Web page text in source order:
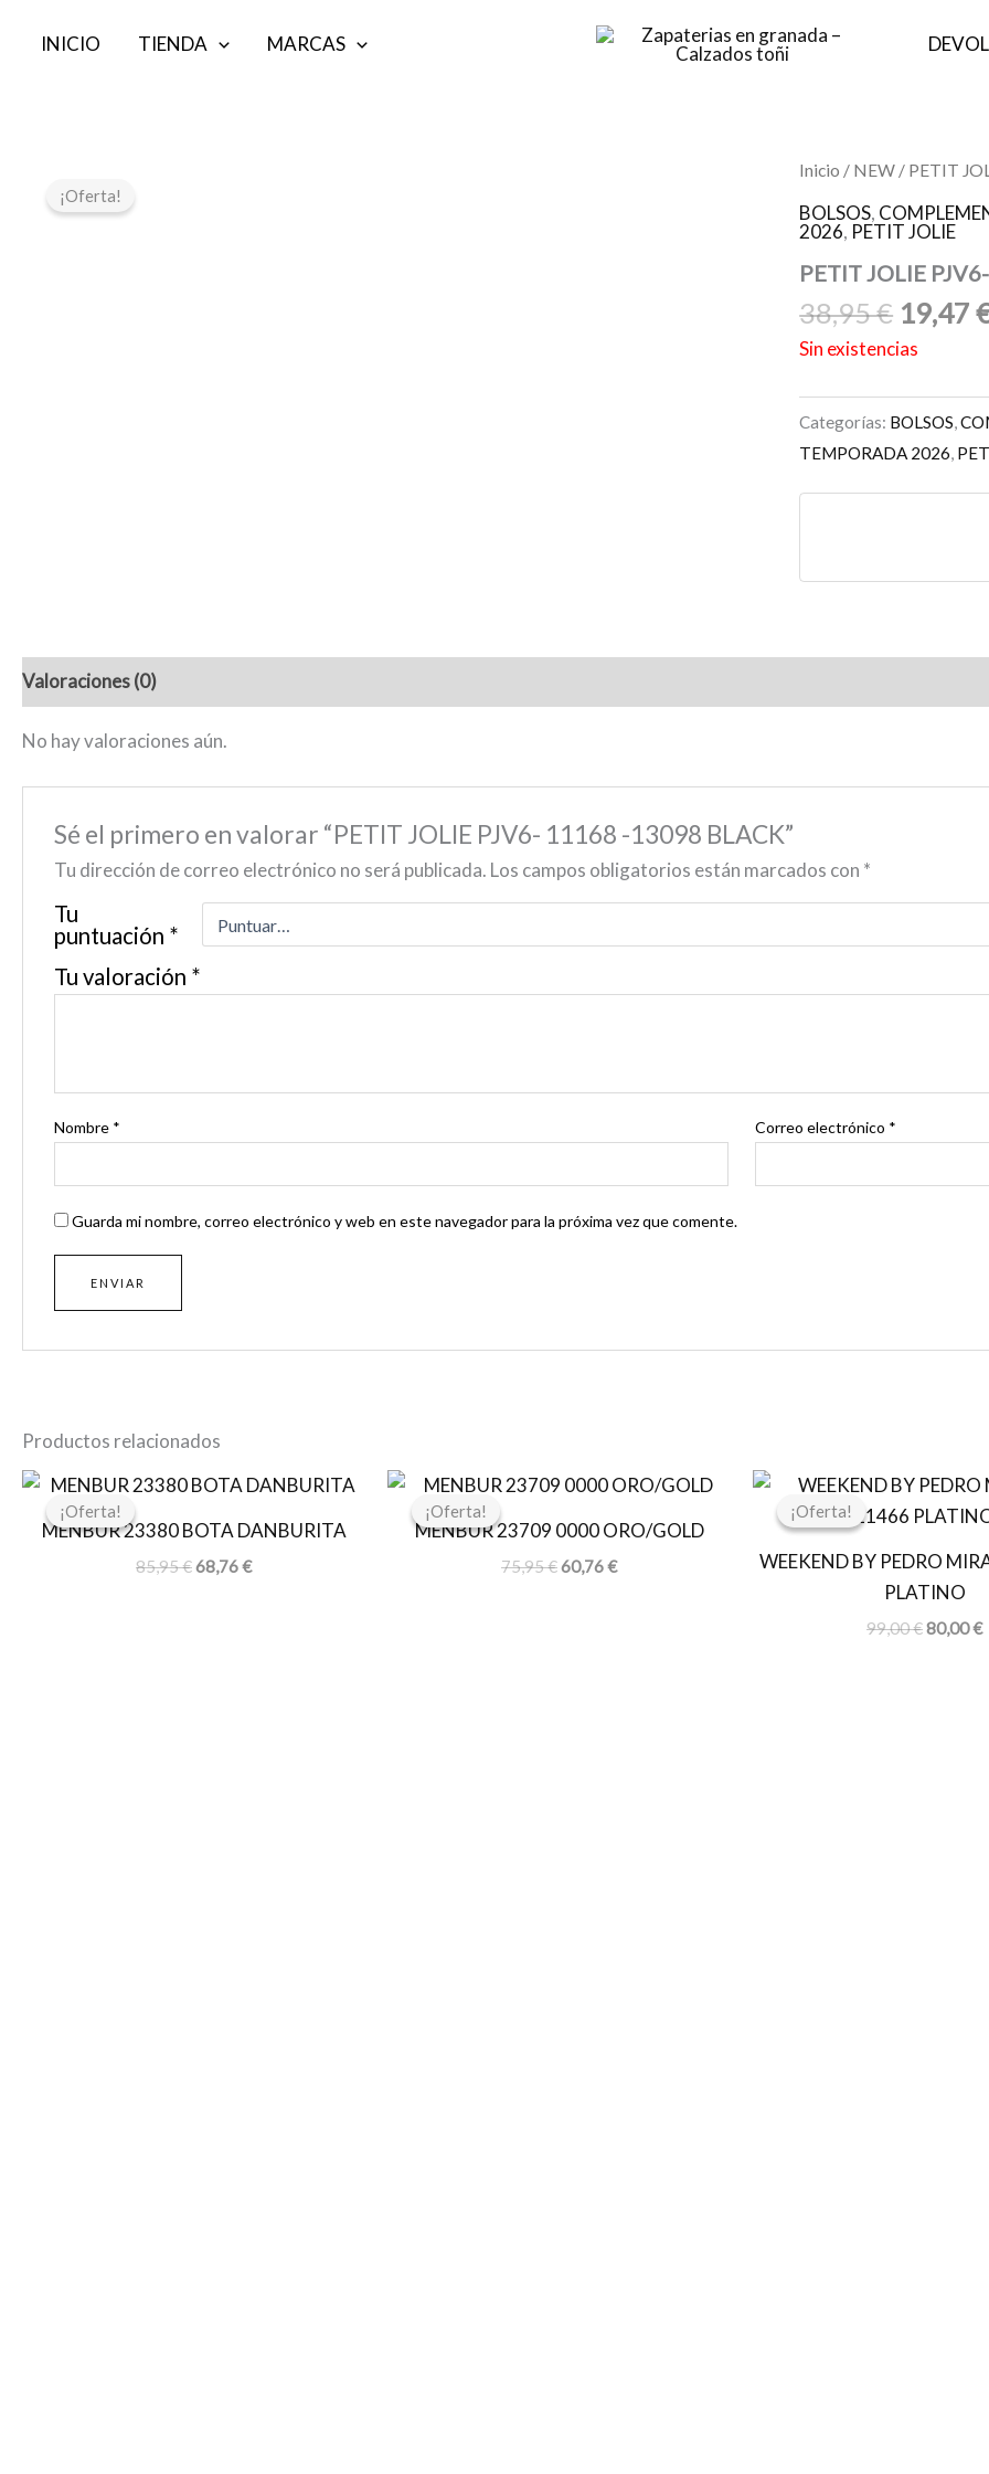
INICIO TIENDA MARCAS
¡Oferta!
Inicio / NEW / PETIT
BOLSOS,
2026, PETIT JOLIE
PETIT JOLIE
38,95€
El
precio
era:
38,95
19,47
Sin existencias
Categorías: BOLSOS,
TEMPORADA 2026,
Valoraciones (0)
No hay valoraciones aún.
Sé el primero en valorar “PETIT JOLIE PJV6- 11168 -13098 BLACK”
Tu dirección de correo electrónico no será publicada. Los campos obligatorios están marcados con *
Tu
puntuación *
Tu valoración *
Nombre * Correo electrónico *
Guarda mi nombre, correo electrónico y web en este navegador para la próxima vez que comente.
Productos relacionados
¡Oferta!
¡Oferta!
MENBUR 23380 BOTA DANBURITA
85,95€
El
original
era:
85,95 €.
68,76€
El
actual
es:
68,76 €.
¡Oferta!
¡Oferta!
MENBUR 23709 0000 ORO/GOLD
75,95€
El
original
era:
75,95 €.
60,76€
El
precio
actual
es:
60,76 €.
¡Oferta!
¡Oferta!
WEEKEND BY PEDRO
PLATINO
99,00€
El
original
99,00 €.
80,00€